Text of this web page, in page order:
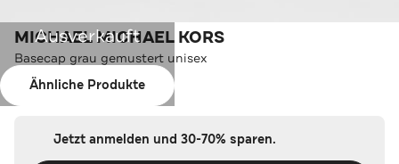
Ausverkauft
Ähnliche Produkte
MICHAEL MICHAEL KORS
Basecap grau gemustert unisex
Farbe:grau-weiß
Jetzt anmelden und 30-70% sparen.